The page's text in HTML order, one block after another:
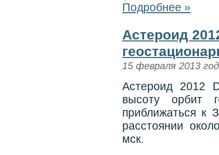
Подробнее »
Астероид
15 февраля 2013
Астероид 2012
высоту орбит
приближаться к
расстоянии
мск.